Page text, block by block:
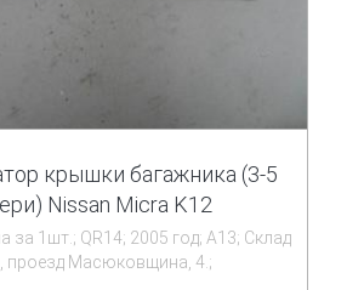
крышки багажника (3-5
Nissan Micra K12
за 1шт.; QR14; 2005 год; А13; Склад
проезд Масюковщина, 4.;